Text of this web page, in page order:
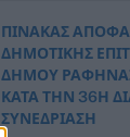
ΠΙΝΑΚΑΣ
ΔΗΜΟΤΙΚΗΣ
ΔΗΜΟΥ
ΚΑΤΑ ΤΗΝ 36Η
ΣΥΝΕΔΡΙΑΣΗ